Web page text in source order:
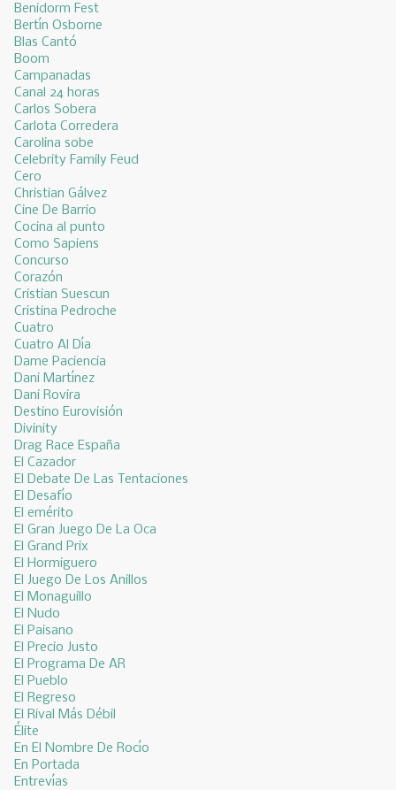
Benidorm Fest
Bertín Osborne
Blas Cantó
Boom
Campanadas
Canal 24 horas
Carlos Sobera
Carlota Corredera
Carolina sobe
Celebrity Family Feud
Cero
Christian Gálvez
Cine De Barrio
Cocina al punto
Como Sapiens
Concurso
Corazón
Cristian Suescun
Cristina Pedroche
Cuatro
Cuatro Al Día
Dame Paciencia
Dani Martínez
Dani Rovira
Destino Eurovisión
Divinity
Drag Race España
El Cazador
El Debate De Las Tentaciones
El Desafío
El emérito
El Gran Juego De La Oca
El Grand Prix
El Hormiguero
El Juego De Los Anillos
El Monaguillo
El Nudo
El Paisano
El Precio Justo
El Programa De AR
El Pueblo
El Regreso
El Rival Más Débil
Élite
En El Nombre De Rocío
En Portada
Entrevías